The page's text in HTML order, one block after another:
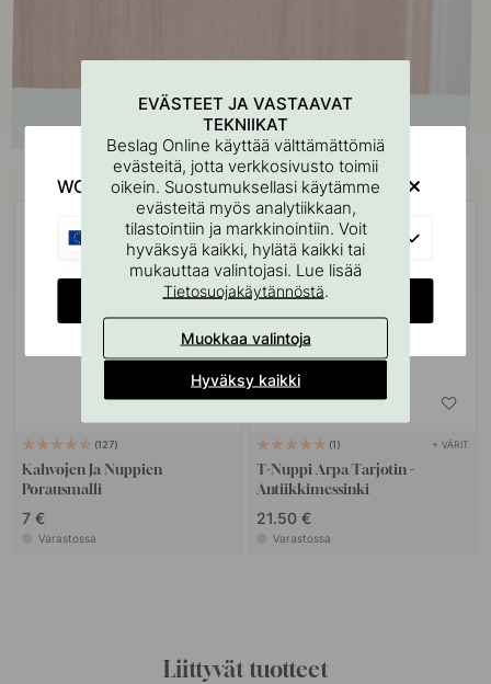
Osta yhdessä
127
Kahvojen Ja Nuppien
Porausmalli
7 €
Varastossa
1 + VÄRIT
T-Nuppi Arpa/Tarjotin -
Antiikkimessinki
21.50 €
Varastossa
Liittyvät tuotteet
EVÄSTEET JA VASTAAVAT
TEKNIIKAT
Beslag Online käyttää välttämättömiä
evästeitä, jotta verkkosivusto toimii
oikein. Suostumuksellasi käytämme
evästeitä myös analytiikkaan,
tilastointiin ja markkinointiin. Voit
hyväksyä kaikki, hylätä kaikki tai
mukauttaa valintojasi. Lue lisää
Tietosuojakäytännöstä.
Muokkaa valintoja
Hyväksy kaikki
WOULD YOU RATHER VISIT?
EU
CHANGE COUNTRY